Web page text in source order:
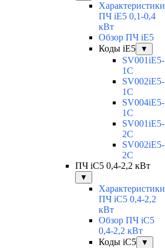
Характеристики
ПЧ iE5 0,1-0,4
кВт
Обзор ПЧ iE5
Коды iE5
▼
SV001iE5-
1C
SV002iE5-
1C
SV004iE5-
1C
SV001iE5-
2C
SV002iE5-
2C
ПЧ iC5 0,4-2,2 кВт
▼
Характеристики
ПЧ iC5 0,4-2,2
кВт
Обзор ПЧ iC5
0,4-2,2 кВт
Коды iC5
▼